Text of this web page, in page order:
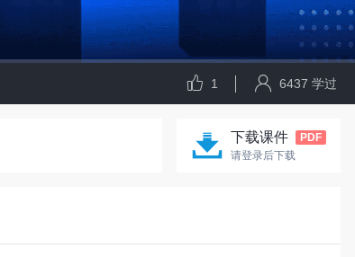
6437 学过
1
下载课件
PDF
请登录后下载